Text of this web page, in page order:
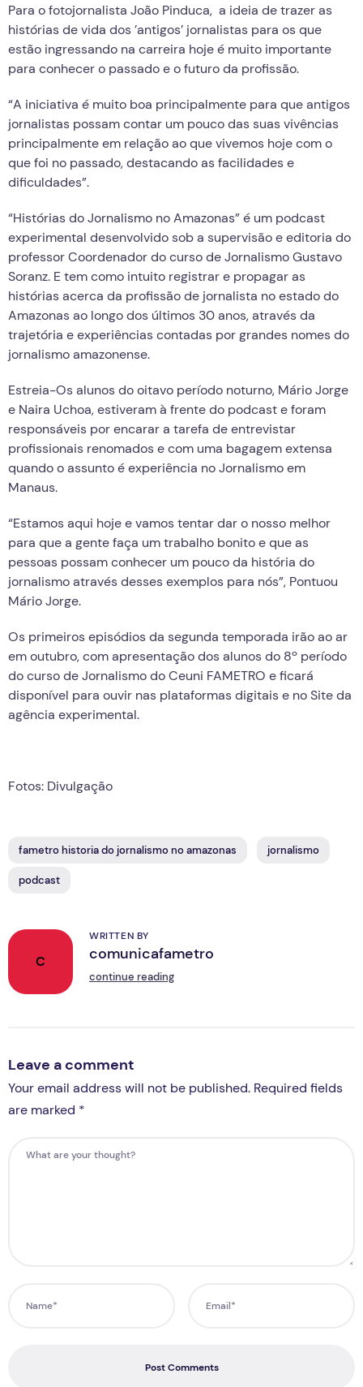
Para o fotojornalista João Pinduca, a ideia de trazer as
histórias de vida dos ’antigos’ jornalistas para os que
estão ingressando na carreira hoje é muito importante
para conhecer o passado e o futuro da profissão.
“A iniciativa é muito boa principalmente para que antigos
jornalistas possam contar um pouco das suas vivências
principalmente em relação ao que vivemos hoje com o
que foi no passado, destacando as facilidades e
dificuldades”.
“Histórias do Jornalismo no Amazonas” é um podcast
experimental desenvolvido sob a supervisão e editoria do
professor Coordenador do curso de Jornalismo Gustavo
Soranz. E tem como intuito registrar e propagar as
histórias acerca da profissão de jornalista no estado do
Amazonas ao longo dos últimos 30 anos, através da
trajetória e experiências contadas por grandes nomes do
jornalismo amazonense.
Estreia-Os alunos do oitavo período noturno, Mário Jorge
e Naira Uchoa, estiveram à frente do podcast e foram
responsáveis por encarar a tarefa de entrevistar
profissionais renomados e com uma bagagem extensa
quando o assunto é experiência no Jornalismo em
Manaus.
“Estamos aqui hoje e vamos tentar dar o nosso melhor
para que a gente faça um trabalho bonito e que as
pessoas possam conhecer um pouco da história do
jornalismo através desses exemplos para nós”, Pontuou
Mário Jorge.
Os primeiros episódios da segunda temporada irão ao ar
em outubro, com apresentação dos alunos do 8º período
do curso de Jornalismo do Ceuni FAMETRO e ficará
disponível para ouvir nas plataformas digitais e no Site da
agência experimental.
Fotos: Divulgação
fametro historia do jornalismo no amazonas jornalismo
podcast
C
WRITTEN BY
comunicafametro
continue reading
Leave a comment
Your email address will not be published. Required fields
are marked *
Post Comments